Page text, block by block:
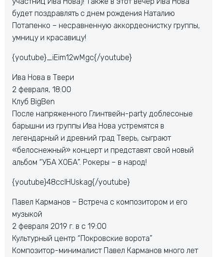
будет поздравлять с днем рождения Наталию
Потапенко – несравненную аккордеонистку группы,
умницу и красавицу!
{youtube}_iEim12wMgc{/youtube}
Ива Нова в Твери
2 февраля, 18:00
Клуб BigBen
После напряженного Глинтвейн-party доблесоные
барышни из группы Ива Нова устремятся в
легендарный и древний град Тверь, сыграют
«белоснежный» концерт и представят свой новый
альбом “УБА ХОБА”. Рокеры – в народ!
{youtube}48ccIHUskag{/youtube}
Павел Карманов – Встреча с композитором и его
музыкой
2 февраля 2019 г. в с 19:00
Культурный центр “Покровские ворота”
Композитор-минималист Павел Карманов много лет